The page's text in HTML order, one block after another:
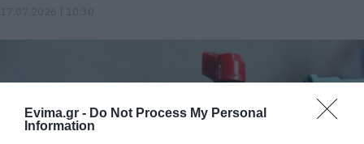
Evima.gr - Do Not Process My Personal
Information